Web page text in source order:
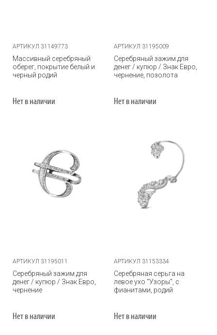
АРТИКУЛ 31149773
Массивный серебряный
оберег, покрытие белый и
черный родий
Нет в наличии
АРТИКУЛ 31195009
Серебряный зажим для
денег / купюр / Знак Евро,
чернение, позолота
Нет в наличии
АРТИКУЛ 31195011
Серебряный зажим для
денег / купюр / Знак Евро,
чернение
Нет в наличии
АРТИКУЛ 31153334
Серебряная серьга на
левое ухо "Узоры", с
фианитами, родий
Нет в наличии